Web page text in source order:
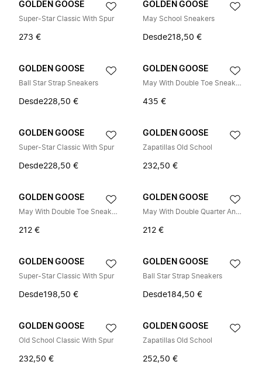
GOLDEN GOOSE
Super-Star Classic With Spur
273 €
GOLDEN GOOSE
May School Sneakers
Desde218,50 €
GOLDEN GOOSE
Ball Star Strap Sneakers
Desde228,50 €
GOLDEN GOOSE
May With Double Toe Sneakers
435 €
GOLDEN GOOSE
Super-Star Classic With Spur
Desde228,50 €
GOLDEN GOOSE
Zapatillas Old School
232,50 €
GOLDEN GOOSE
May With Double Toe Sneakers
212 €
GOLDEN GOOSE
May With Double Quarter And Toe Sneakers
212 €
GOLDEN GOOSE
Super-Star Classic With Spur
Desde198,50 €
GOLDEN GOOSE
Ball Star Strap Sneakers
Desde184,50 €
GOLDEN GOOSE
Old School Classic With Spur
232,50 €
GOLDEN GOOSE
Zapatillas Old School
252,50 €